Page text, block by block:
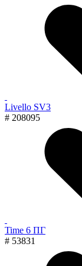
Livello SV3
# 208095
Time 6 ПГ
# 53831